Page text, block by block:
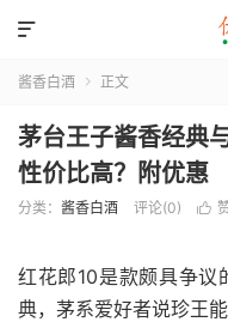

酱香白酒  正文
茅台王子酱香经典
性价比高？附优惠
分类： 酱香白酒 评论(0) 
红花郎10是款颇具争议
典，茅系爱好者说珍王